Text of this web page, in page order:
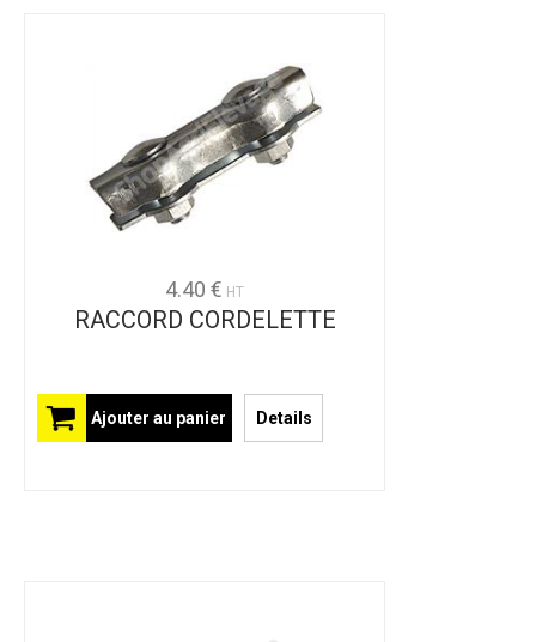
4.40 € HT
RACCORD CORDELETTE
Ajouter au panier Details